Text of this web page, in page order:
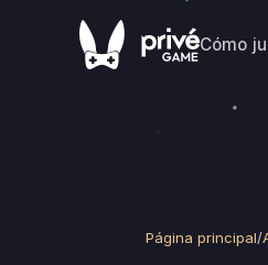
Cómo
Página principal/